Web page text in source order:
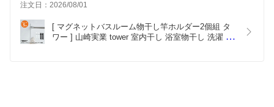
元々家の竿の耐荷重10キロ程度でしたが、こちらの商品6キ
ロまで！そこまで重いものを何個も吊るすわけでもないなと
思い使っていますが、落ちてくることもないので安心です。
マグネット強くて、色もブラックが選べて最高です！
注文日：2026/08/01
[ マグネットバスルーム物干し竿ホルダー2個組 タ
ワー ] 山崎実業 tower 室内干し 浴室物干し 洗濯 洗